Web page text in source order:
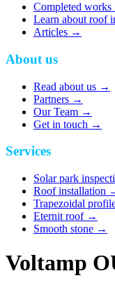
Completed works
Learn about roof
Articles →
About us
Read about us →
Partners →
Our Team →
Get in touch →
Services
Solar park
Roof installation
Trapezoidal
Eternit roof →
Smooth stone →
Voltamp